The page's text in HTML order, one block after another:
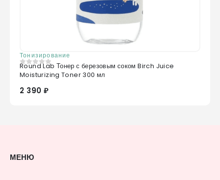
Тонизирование
0из 5
Round Lab Тонер с березовым соком Birch Juice
Moisturizing Toner 300 мл
2 390 ₽
МЕНЮ